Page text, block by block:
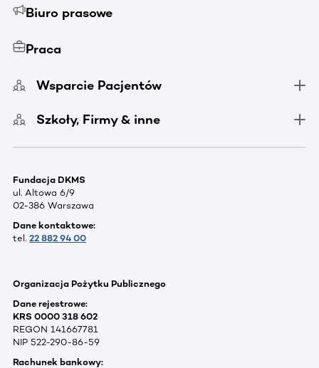
Biuro prasowe
Praca
Wsparcie Pacjentów
Szkoły, Firmy & inne
Fundacja DKMS
ul. Altowa 6/9
02-386 Warszawa
Dane kontaktowe:
tel. 22 882 94 00
Organizacja Pożytku Publicznego
Dane rejestrowe:
KRS 0000 318 602
REGON 141667781
NIP 522-290-86-59
Rachunek bankowy: